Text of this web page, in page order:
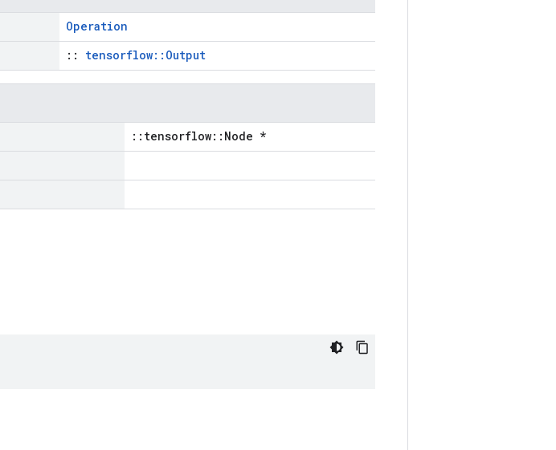
Operation
:: tensorflow::Output
::tensorflow::Node *